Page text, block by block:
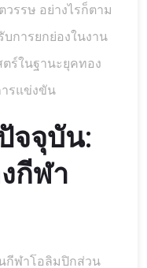
รรษ อย่างไรก็ตาม
การยกย่องในงาน
ร์ในฐานะยุคทอง
รแข่งขัน
จจุบัน:
กีฬา
กีฬาโอลิมปิกส่วน